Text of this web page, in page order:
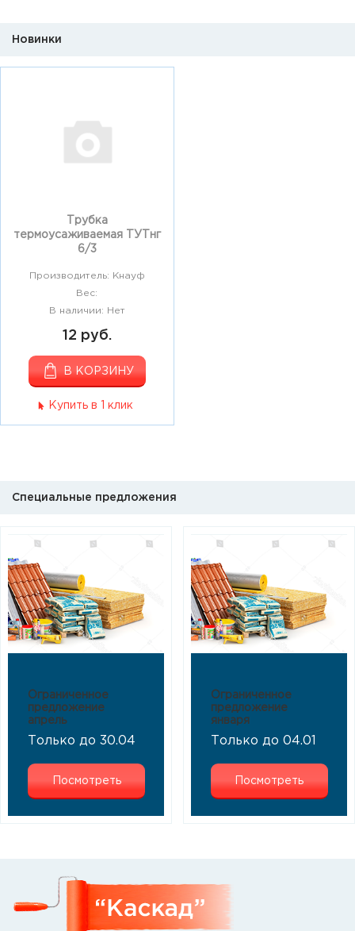
Новинки
Трубка
термоусаживаемая ТУТнг
6/3
Производитель: Кнауф
Вес:
В наличии: Нет
12 руб.
В КОРЗИНУ
Купить в 1 клик
Специальные предложения
Ограниченное
предложение
апрель
Только до 30.04
Посмотреть
Ограниченное
предложение
января
Только до 04.01
Посмотреть